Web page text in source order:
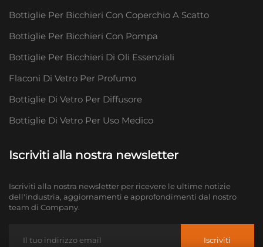
Bottiglie Per Bicchieri Con Coperchio A Scatto
Bottiglie Per Bicchieri Con Pompa
Bottiglie Per Bicchieri Di Oli Essenziali
Flaconi Di Vetro Per Profumo
Bottiglie Di Vetro Per Diffusore
Bottiglie Di Vetro Per Uso Medico
Iscriviti alla nostra newsletter
Iscriviti alla nostra newsletter per ricevere le ultime notizie
dell'industria, aggiornamenti e approfondimenti dal nostro
team di Company.
Iscriviti